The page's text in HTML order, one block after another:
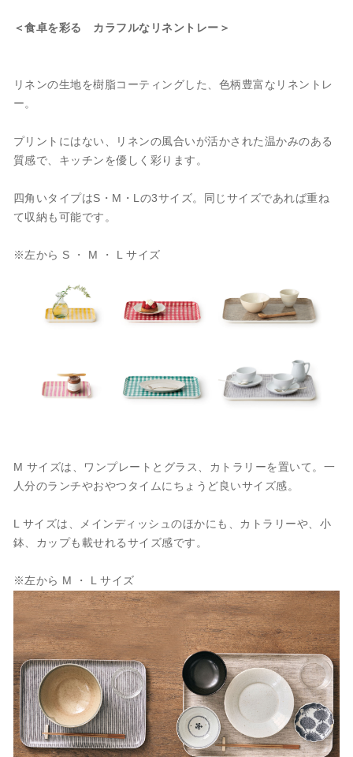
＜食卓を彩る カラフルなリネントレー＞
リネンの生地を樹脂コーティングした、色柄豊富なリネントレ
ー。
プリントにはない、リネンの風合いが活かされた温かみのある
質感で、キッチンを優しく彩ります。
四角いタイプはS・M・Lの3サイズ。同じサイズであれば重ね
て収納も可能です。
※左から S ・ M ・ L サイズ
M サイズは、ワンプレートとグラス、カトラリーを置いて。一
人分のランチやおやつタイムにちょうど良いサイズ感。
L サイズは、メインディッシュのほかにも、カトラリーや、小
鉢、カップも載せれるサイズ感です。
※左から M ・ L サイズ